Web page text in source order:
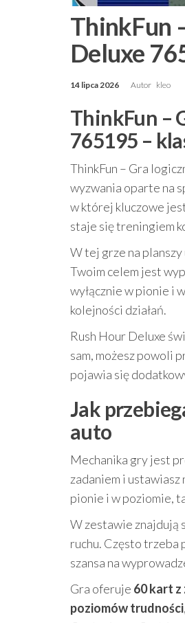
ThinkFun
Deluxe
14 lipca 2026 Autor kleo
ThinkFun –
765195 –
ThinkFun – Gra
wyzwania oparte na
w której kluczowe
staje się treningiem
W tej grze na planszy
Twoim celem jest
wyłącznie w pionie i
kolejności działań.
Rush Hour Deluxe
sam, możesz powoli
pojawia się
Jak
auto
Mechanika gry jest
zadaniem i
pionie i w poziomie,
W zestawie znajdują
ruchu. Często trzeba
szansa na
Gra oferuje 60 kart z
poziomów trudności